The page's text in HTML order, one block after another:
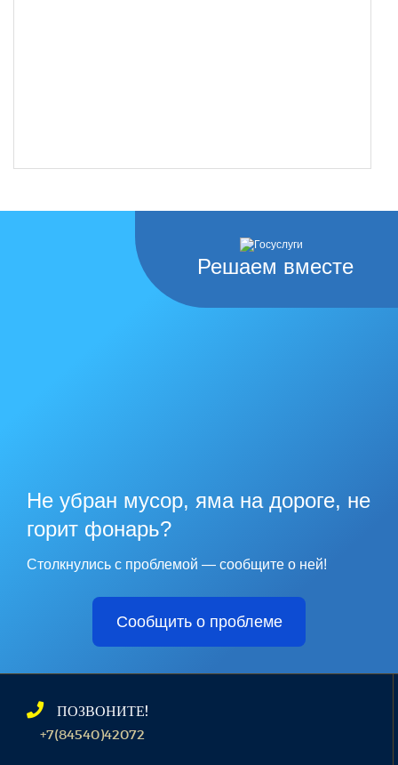
Решаем вместе
Не убран мусор, яма на дороге, не
горит фонарь?
Столкнулись с проблемой — сообщите о ней!
Сообщить о проблеме
ПОЗВОНИТЕ!
+7(84540)42072